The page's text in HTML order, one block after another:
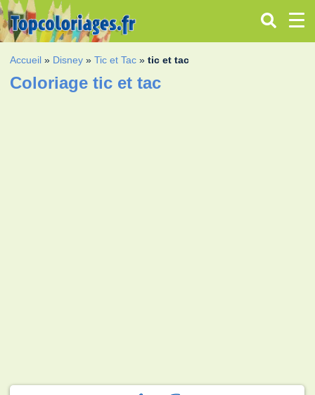
Accueil » Disney »Tic et Tac »tic et tac
Coloriage tic et tac